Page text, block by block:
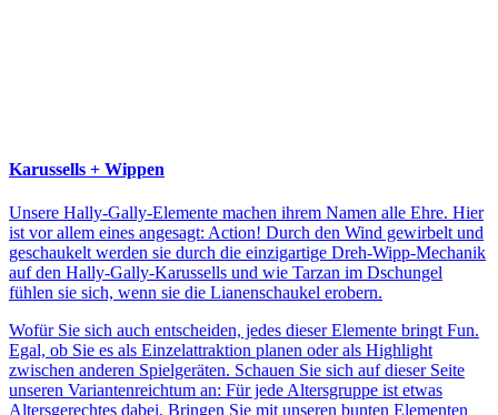
Karussells + Wippen
Unsere Hally-Gally-Elemente machen ihrem Namen alle Ehre. Hier
ist vor allem eines angesagt: Action! Durch den Wind gewirbelt und
geschaukelt werden sie durch die einzigartige Dreh-Wipp-Mechanik
auf den Hally-Gally-Karussells und wie Tarzan im Dschungel
fühlen sie sich, wenn sie die Lianenschaukel erobern.
Wofür Sie sich auch entscheiden, jedes dieser Elemente bringt Fun.
Egal, ob Sie es als Einzelattraktion planen oder als Highlight
zwischen anderen Spielgeräten. Schauen Sie sich auf dieser Seite
unseren Variantenreichtum an: Für jede Altersgruppe ist etwas
Altersgerechtes dabei. Bringen Sie mit unseren bunten Elementen